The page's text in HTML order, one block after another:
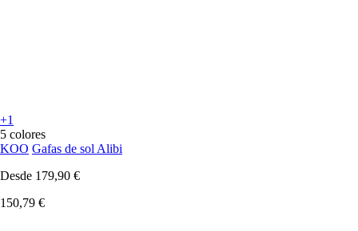
+1
5 colores
KOO Gafas de sol Alibi
Desde 179,90 €
150,79 €